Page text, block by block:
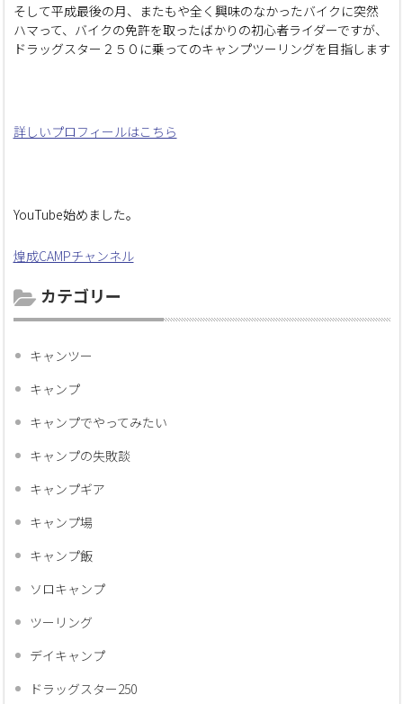
そして平成最後の月、またもや全く興味のなかったバイクに突然
ハマって、バイクの免許を取ったばかりの初心者ライダーですが、
ドラッグスター２５０に乗ってのキャンプツーリングを目指します
詳しいプロフィールはこちら
YouTube始めました。
煌成CAMPチャンネル
カテゴリー
キャンツー
キャンプ
キャンプでやってみたい
キャンプの失敗談
キャンプギア
キャンプ場
キャンプ飯
ソロキャンプ
ツーリング
デイキャンプ
ドラッグスター250